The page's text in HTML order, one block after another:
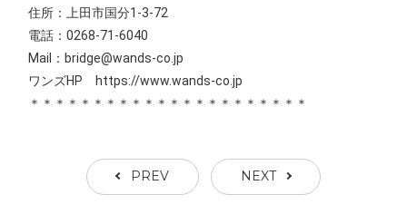
住所：上田市国分1‐3‐72
電話：0268-71-6040
Mail：bridge@wands-co.jp
ワンズHP https://www.wands-co.jp
＊＊＊＊＊＊＊＊＊＊＊＊＊＊＊＊＊＊＊＊＊＊
PREV NEXT